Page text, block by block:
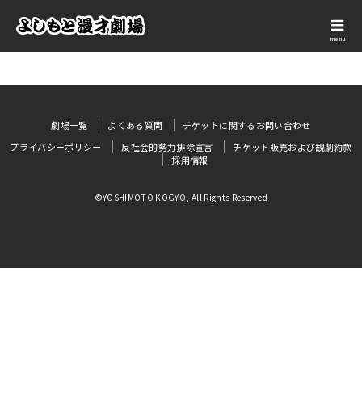
menu
劇場一覧 よくある質問
チケットに関するお問い合わせ
プライバシーポリシー
反社会的勢力排除宣言
チケット販売および観劇約款
採用情報
©YOSHIMOTO KOGYO, All Rights Reserved